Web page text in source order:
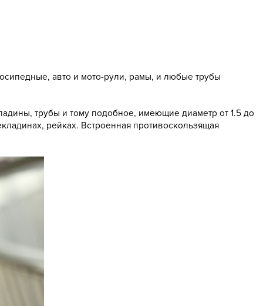
авто и мото-рули, рамы, и любые трубы
трубы и тому подобное, имеющие диаметр от 1.5 до
рейках. Встроенная противоскользящая